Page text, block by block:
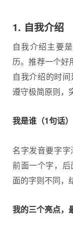
1. 自我介绍
自我介绍主要
历。推荐一个好
自我介绍的时间
遵守极简原则，
我是谁（1句话）
名字发音要字
前面一个字，
面的字则不同，
我的三个亮点，